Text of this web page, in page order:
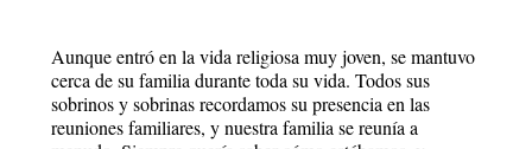
Aunque entró en la vida religiosa muy joven, se mantuvo
cerca de su familia durante toda su vida. Todos sus
sobrinos y sobrinas recordamos su presencia en las
reuniones familiares, y nuestra familia se reunía a